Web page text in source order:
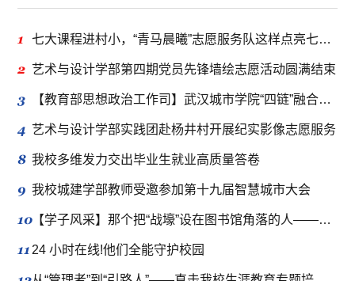
1 七大课程进村小，“青马晨曦”志愿服务队这样点亮七彩假期
2 艺术与设计学部第四期党员先锋墙绘志愿活动圆满结束
3 【教育部思想政治工作司】武汉城市学院“四链”融合推动新时代立德树人工程走深走实
4 艺术与设计学部实践团赴杨井村开展纪实影像志愿服务
8 我校多维发力交出毕业生就业高质量答卷
9 我校城建学部教师受邀参加第十九届智慧城市大会
10【学子风采】那个把“战壕”设在图书馆角落的人——吴明豪的半年“冲刺”与四年“伏笔”
11 24 小时在线!他们全能守护校园